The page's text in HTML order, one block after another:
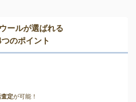
ールが選ばれる
つのポイント
定が可能！